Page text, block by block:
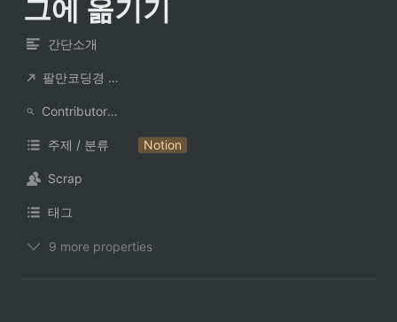
그에 옮기기
간단소개
팔만코딩경 컨트리뷰터
ContributorNotionAccount
주제 / 분류 Notion
Scrap
태그
9 more properties